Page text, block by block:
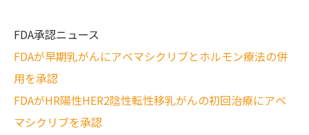
FDA承認ニュース
FDAが早期乳がんにアベマシクリブとホルモン療法の併
用を承認
FDAがHR陽性HER2陰性転性移乳がんの初回治療にアベ
マシクリブを承認